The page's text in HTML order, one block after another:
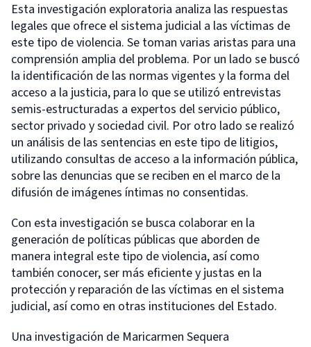
Esta investigación exploratoria analiza las respuestas
legales que ofrece el sistema judicial a las víctimas de
este tipo de violencia. Se toman varias aristas para una
comprensión amplia del problema. Por un lado se buscó
la identificación de las normas vigentes y la forma del
acceso a la justicia, para lo que se utilizó entrevistas
semis-estructuradas a expertos del servicio público,
sector privado y sociedad civil. Por otro lado se realizó
un análisis de las sentencias en este tipo de litigios,
utilizando consultas de acceso a la información pública,
sobre las denuncias que se reciben en el marco de la
difusión de imágenes íntimas no consentidas.
Con esta investigación se busca colaborar en la
generación de políticas públicas que aborden de
manera integral este tipo de violencia, así como
también conocer, ser más eficiente y justas en la
protección y reparación de las víctimas en el sistema
judicial, así como en otras instituciones del Estado.
Una investigación de Maricarmen Sequera